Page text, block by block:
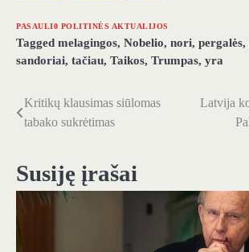
PASAULI0 POLITINĖS AKTUALIJOS
Tagged melagingos, Nobelio, nori, pergalės,
sandoriai, tačiau, Taikos, Trumpas, yra
Navigacija
įrašų
Kritikų klausimas siūlomas
tabako sukrėtimas
Latvija
Susiję įrašai